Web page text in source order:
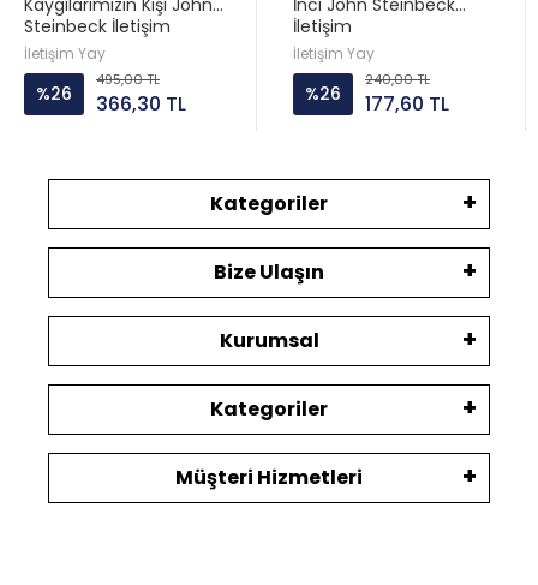
Steinbeck İletişim
İletişim Yay
%26
495,00 TL
366,30 TL
İletişim
İletişim Yay
%26
240,00 TL
177,60 TL
Kategoriler
Bize Ulaşın
Kurumsal
Kategoriler
Müşteri Hizmetleri